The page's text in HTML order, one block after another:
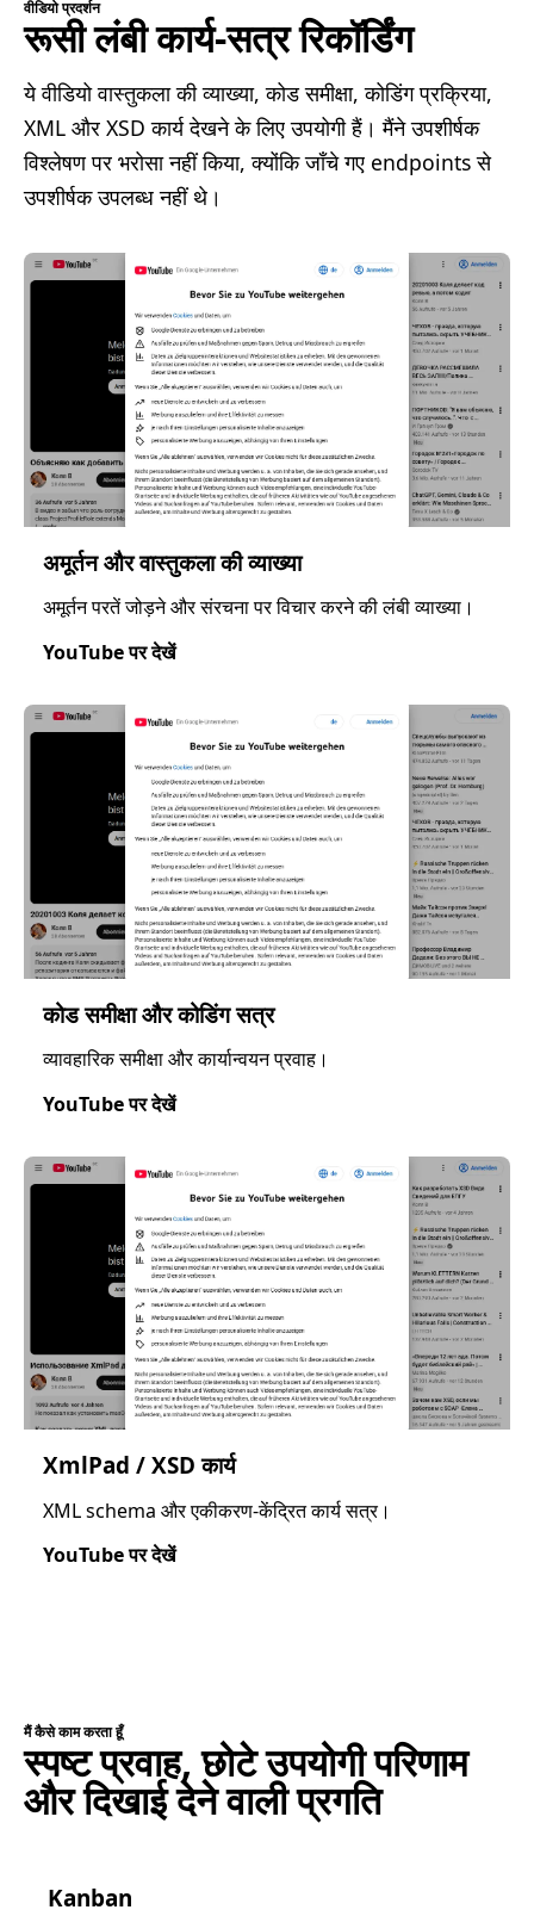
वीडियो प्रदर्शन
रूसी लंबी कार्य-सत्र रिकॉर्डिंग
ये वीडियो वास्तुकला की व्याख्या, कोड समीक्षा, कोडिंग प्रक्रिया,
XML और XSD कार्य देखने के लिए उपयोगी हैं। मैंने उपशीर्षक
विश्लेषण पर भरोसा नहीं किया, क्योंकि जाँचे गए endpoints से
उपशीर्षक उपलब्ध नहीं थे।
अमूर्तन और वास्तुकला की व्याख्या
अमूर्तन परतें जोड़ने और संरचना पर विचार करने की लंबी व्याख्या।
YouTube पर देखें
कोड समीक्षा और कोडिंग सत्र
व्यावहारिक समीक्षा और कार्यान्वयन प्रवाह।
YouTube पर देखें
XmlPad / XSD कार्य
XML schema और एकीकरण-केंद्रित कार्य सत्र।
YouTube पर देखें
मैं कैसे काम करता हूँ
स्पष्ट प्रवाह, छोटे उपयोगी परिणाम
और दिखाई देने वाली प्रगति
Kanban